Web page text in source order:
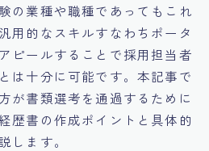
の業種や職種であってもこれ
用的なスキルすなわちポータ
ピールすることで採用担当者
は十分に可能です。本記事で
が書類選考を通過するために
歴書の作成ポイントと具体的
します。